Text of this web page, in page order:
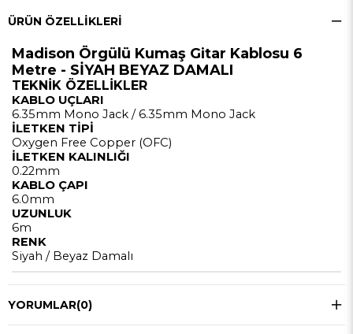
ÜRÜN ÖZELLIKLERI
Madison Örgülü Kumaş Gitar Kablosu 6
Metre - SİYAH BEYAZ DAMALI
TEKNİK ÖZELLİKLER
KABLO UÇLARI
6.35mm Mono Jack / 6.35mm Mono Jack
İLETKEN TİPİ
Oxygen Free Copper (OFC)
İLETKEN KALINLIĞI
0.22mm
KABLO ÇAPI
6.0mm
UZUNLUK
6m
RENK
Siyah / Beyaz Damalı
YORUMLAR(0)